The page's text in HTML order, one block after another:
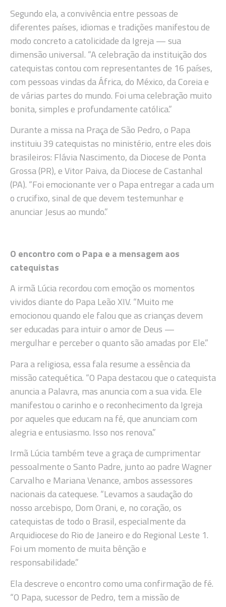
Segundo ela, a convivência entre pessoas de
diferentes países, idiomas e tradições manifestou de
modo concreto a catolicidade da Igreja — sua
dimensão universal. “A celebração da instituição dos
catequistas contou com representantes de 16 países,
com pessoas vindas da África, do México, da Coreia e
de várias partes do mundo. Foi uma celebração muito
bonita, simples e profundamente católica.”
Durante a missa na Praça de São Pedro, o Papa
instituiu 39 catequistas no ministério, entre eles dois
brasileiros: Flávia Nascimento, da Diocese de Ponta
Grossa (PR), e Vitor Paiva, da Diocese de Castanhal
(PA). “Foi emocionante ver o Papa entregar a cada um
o crucifixo, sinal de que devem testemunhar e
anunciar Jesus ao mundo.”
O encontro com o Papa e a mensagem aos
catequistas
A irmã Lúcia recordou com emoção os momentos
vividos diante do Papa Leão XIV. “Muito me
emocionou quando ele falou que as crianças devem
ser educadas para intuir o amor de Deus —
mergulhar e perceber o quanto são amadas por Ele.”
Para a religiosa, essa fala resume a essência da
missão catequética. “O Papa destacou que o catequista
anuncia a Palavra, mas anuncia com a sua vida. Ele
manifestou o carinho e o reconhecimento da Igreja
por aqueles que educam na fé, que anunciam com
alegria e entusiasmo. Isso nos renova.”
Irmã Lúcia também teve a graça de cumprimentar
pessoalmente o Santo Padre, junto ao padre Wagner
Carvalho e Mariana Venance, ambos assessores
nacionais da catequese. “Levamos a saudação do
nosso arcebispo, Dom Orani, e, no coração, os
catequistas de todo o Brasil, especialmente da
Arquidiocese do Rio de Janeiro e do Regional Leste 1.
Foi um momento de muita bênção e
responsabilidade.”
Ela descreve o encontro como uma confirmação de fé.
“O Papa, sucessor de Pedro, tem a missão de